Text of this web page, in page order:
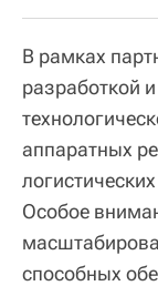
В рамках
разработкой
аппаратных
Особое
способных